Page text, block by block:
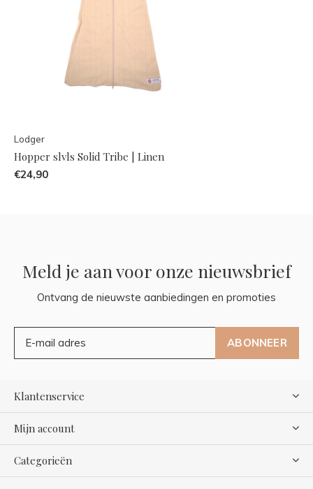
Lodger
Hopper slvls Solid Tribe | Linen
€24,90
Meld je aan voor onze nieuwsbrief
Ontvang de nieuwste aanbiedingen en promoties
ABONNEER
Klantenservice
Mijn account
Categorieën